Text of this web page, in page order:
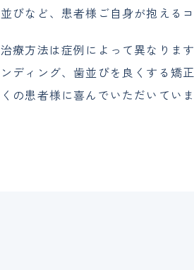
並びなど、患者様ご自身が抱える
治療方法は症例によって異なりま
ンディング、歯並びを良くする矯
くの患者様に喜んでいただいていま